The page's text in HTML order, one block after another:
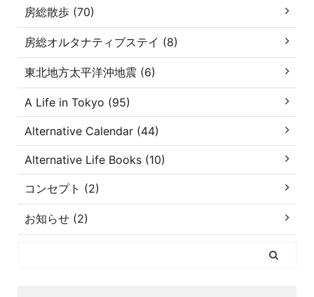
房総散歩 (70)
房総オルタナティブステイ (8)
東北地方太平洋沖地震 (6)
A Life in Tokyo (95)
Alternative Calendar (44)
Alternative Life Books (10)
コンセプト (2)
お知らせ (2)